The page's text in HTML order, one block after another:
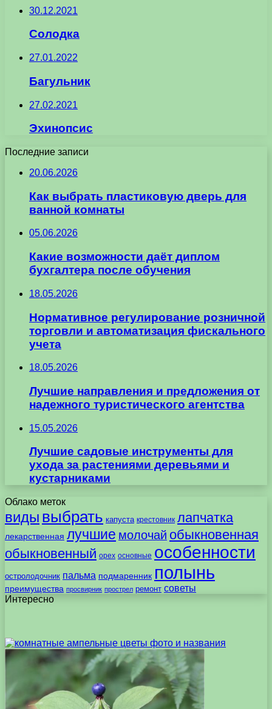
30.12.2021
Солодка
27.01.2022
Багульник
27.02.2021
Эхинопсис
Последние записи
20.06.2026
Как выбрать пластиковую дверь для
ванной комнаты
05.06.2026
Какие возможности даёт диплом
бухгалтера после обучения
18.05.2026
Нормативное регулирование розничной
торговли и автоматизация фискального
учета
18.05.2026
Лучшие направления и предложения от
надежного туристического агентства
15.05.2026
Лучшие садовые инструменты для
ухода за растениями деревьями и
кустарниками
Облако меток
виды выбрать капуста крестовник лапчатка
лекарственная лучшие молочай обыкновенная
обыкновенный орех основные особенности
остролодочник пальма подмаренник полынь
преимущества просвирник прострел ремонт советы
Интересно